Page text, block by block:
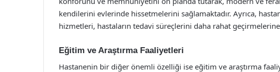
kendilerini evlerinde hissetmelerini sağlamaktadır. Ayrıca,
hizmetleri, hastaların tedavi süreçlerini daha rahat geçirmelerine
Eğitim ve Araştırma Faaliyetleri
Hastanenin bir diğer önemli özelliği ise eğitim ve araştırma